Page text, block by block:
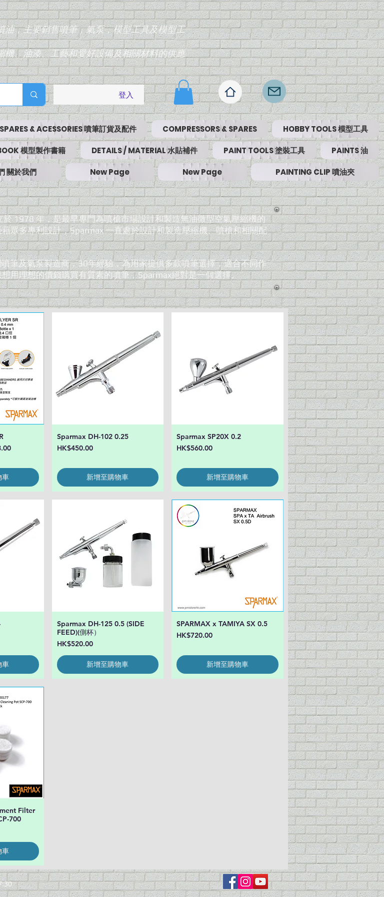
油，主要銷售噴筆，氣泵，模型工具及模型工
機、油漆、工藝和愛好設備及相關材料的供應
登入
SPARES & ACESSORIES 噴筆訂貨及配件 COMPRESSORS & SPARES HOBBY TOOLS 模型工具
模型製作書籍 DETAILS / MATERIAL 水貼補件 PAINT TOOLS 塗裝工具 PAINTS 油
關於我們 New Page New Page PAINTING CLIP 噴油夾
於 1978 年，是最早專門為噴槍市場設計和製造無油微型空氣壓縮機的
眾多專利設計，Sparmax 一直處於設計和製造壓縮機、噴槍和相關配
筆及氣泵製造商，30年經驗，為用家提供多款噴筆選擇，適合不同作
用理想的價錢購買有質素的噴筆，Sparmax絕對是一個選擇。
車
快速瀏覽
Sparmax DH-102 0.25
價格
HK$450.00
新增至購物車
快速瀏覽
Sparmax SP20X 0.2
價格
HK$560.00
新增至購物車
車
快速瀏覽
Sparmax DH-125 0.5 (SIDE
FEED)(側杯）
價格
HK$520.00
新增至購物車
快速瀏覽
SPARMAX x TAMIYA SX 0.5
價格
HK$720.00
新增至購物車
Filter
700
車